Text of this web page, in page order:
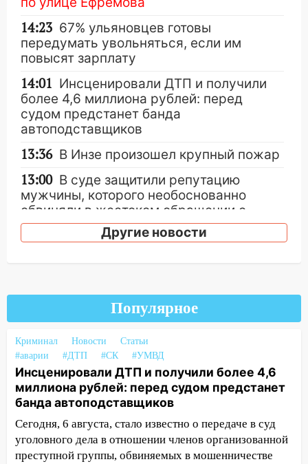
14:23 67% ульяновцев готовы
передумать увольняться, если им
повысят зарплату
14:01 Инсценировали ДТП и получили
более 4,6 миллиона рублей: перед
судом предстанет банда
автоподставщиков
13:36 В Инзе произошел крупный пожар
13:00 В суде защитили репутацию
мужчины, которого необоснованно
обвиняли в жестоком обращении с
животными
проездными
12:10 Ульяновский алиментщик накопил
120 тысяч долга
11:49
Снят режим «Ракетная
опасность» на территории Ульяновской
области
11:30
Кабмин РФ разрешил до 1 июля
2027 года импорт, выпуск и обращение
бензина Евро 2, Евро 3, Евро 4
Другие новости
Популярное
Криминал Новости
Статьи
#аварии
#ДТП #СК #УМВД
Инсценировали ДТП и получили более 4,6
миллиона рублей: перед судом предстанет
банда автоподставщиков
Сегодня, 6 августа, стало известно о передаче в суд
уголовного дела в отношении членов организованной
преступной группы, обвиняемых в мошенничестве